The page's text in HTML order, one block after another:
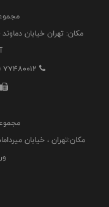
مکان: تهران خیابان
77480012
مکان:تهران ، خیابان